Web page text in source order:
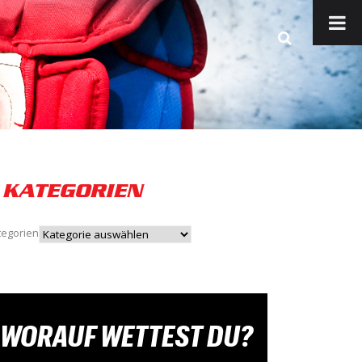
KATEGORIEN